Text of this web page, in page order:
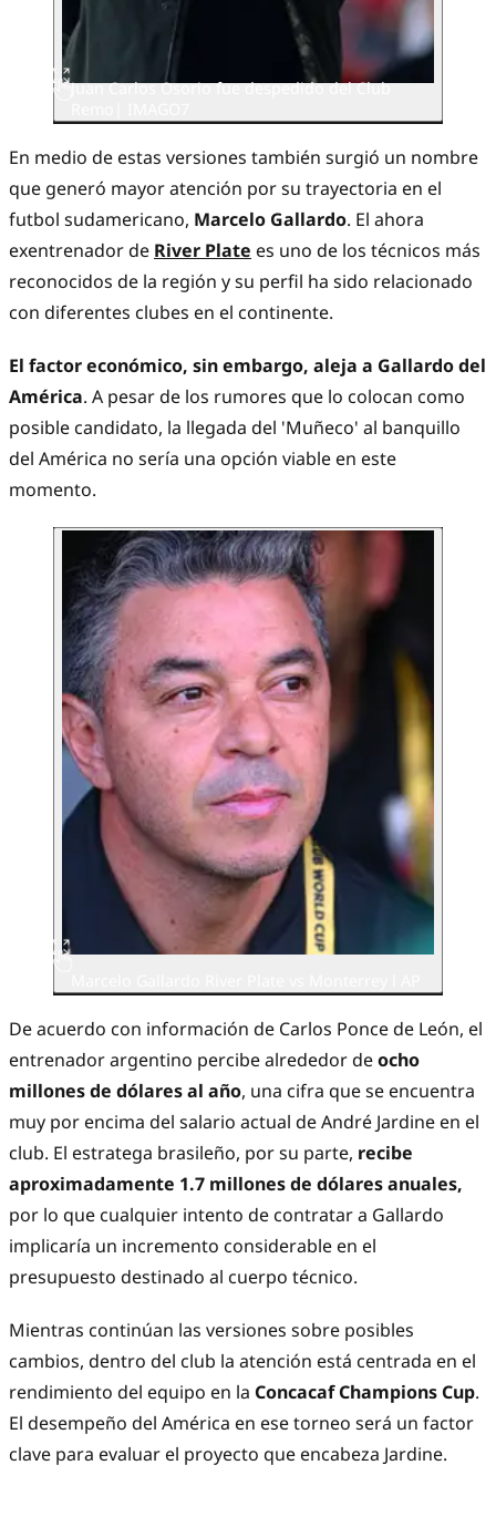
Juan Carlos Osorio fue despedido del Club
En medio de estas versiones también surgió un nombre
que generó mayor atención por su trayectoria en el
futbol sudamericano, Marcelo Gallardo. El ahora
exentrenador de River Plate es uno de los técnicos más
reconocidos de la región y su perfil ha sido relacionado
con diferentes clubes en el continente.
El factor económico, sin embargo, aleja a Gallardo del
América. A pesar de los rumores que lo colocan como
posible candidato, la llegada del 'Muñeco' al banquillo
del América no sería una opción viable en este
momento.
De acuerdo con información de Carlos Ponce de León, el
entrenador argentino percibe alrededor deocho
millones de dólares al año, una cifra que se encuentra
muy por encima del salario actual de André Jardine en el
club. El estratega brasileño, por su parte, recibe
aproximadamente 1.7 millones de dólares anuales,
por lo que cualquier intento de contratar a Gallardo
implicaría un incremento considerable en el
presupuesto destinado al cuerpo técnico.
Mientras continúan las versiones sobre posibles
cambios, dentro del club la atención está centrada en el
rendimiento del equipo en la Concacaf Champions Cup.
El desempeño del América en ese torneo será un factor
clave para evaluar el proyecto que encabeza Jardine.